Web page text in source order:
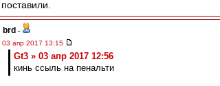
поставили.
brd -
03 апр 2017 13:15
Gt3 » 03 апр 2017 12:56
кинь ссыль на пенальти